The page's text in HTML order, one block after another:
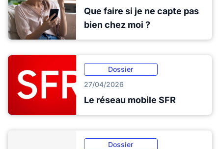
Que faire si je ne capte pas
bien chez moi ?
Dossier
27/04/2026
Le réseau mobile SFR
Dossier